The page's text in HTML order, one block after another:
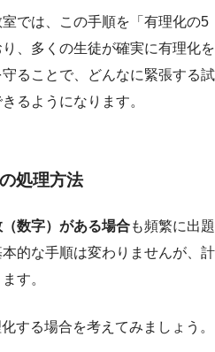
では、この手順を「有理化の5
、多くの生徒が確実に有理化を
ることで、どんなに緊張する試
るようになります。
処理方法
数字）がある場合も頻繁に出題
的な手順は変わりませんが、計
す。
する場合を考えてみましょう。